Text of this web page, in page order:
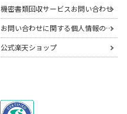
機密書類回収サービスお問い合わせ
お問い合わせに関する個人情報の取扱いについて
公式楽天ショップ